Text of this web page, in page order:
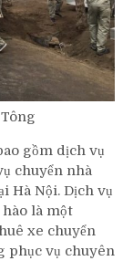
gồm dịch vụ
chuyển nhà
Hà Nội. Dịch vụ
là một
xe chuyển
phục vụ chuyên